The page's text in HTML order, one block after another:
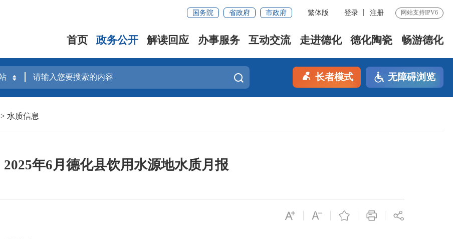
国务院 省政府 市政府 繁体版 登录 注册 网站支持IPV6
首页 政务公开 解读回应 办事服务 互动交流 走进德化 德化陶瓷 畅游德化
长者模式 无障碍浏览
> 水质信息
2025年6月德化县饮用水源地水质月报